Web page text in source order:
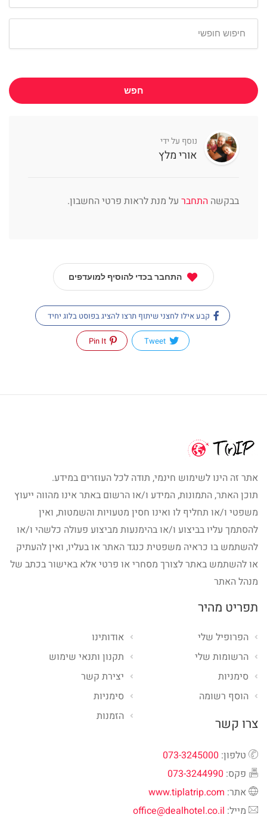
חפש
נוסף על ידי
אורי מלץ
בבקשה התחבר על מנת לראות פרטי החשבון.
התחבר בכדי להוסיף למועדפים
קבע אילו לחצני שיתוף תרצו להציג בפוסט בלוג יחיד
Tweet
Pin It
אתר זה הינו לשימוש חינמי, תודה לכל העוזרים במידע.
תוכן האתר, התמונות, המידע ו/או הרשום באתר אינו מהווה ייעוץ
משפטי ו/או תחליף לו ואינו חסין מטעויות והשמטות, ואין
להסתמך עליו בביצוע ו/או בהימנעות מביצוע פעולה כלשהי ו/או
להשתמש בו כראיה משפטית כנגד האתר או בעליו, ואין להעתיק
או להשתמש באתר לצורך מסחרי או פרטי אלא באישור בכתב של
מנהל האתר
תפריט מהיר
אודותינו
תקנון ותנאי שימוש
יצירת קשר
סימניות
הזמנות
הפרופיל שלי
הרשומות שלי
סימניות
הוסף רשומה
צרו קשר
טלפון: 073-3245000
פקס: 073-3244990
אתר: www.tiplatrip.com
מייל: office@dealhotel.co.il